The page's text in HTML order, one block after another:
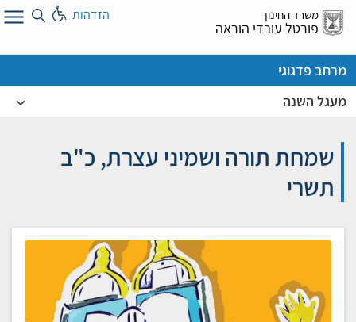
דלג
אל
משרד החינוך
פורטל עובדי הוראה
הזדהות
מרחב פדגוגי
מעגל השנה
שמחת תורה ושמיני עצרת, כ"ב
תשרי